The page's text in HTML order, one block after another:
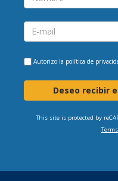
Autorizo la política de
Deseo recibir
This site is protected by